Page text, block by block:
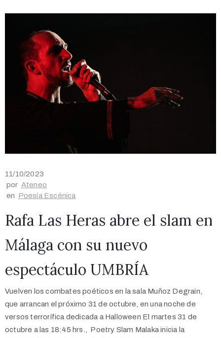
11/10/2023
por Ateneo
en Poesía Escénica
Rafa Las Heras abre el slam en
Málaga con su nuevo
espectáculo UMBRÍA
Vuelven los combates poéticos en la sala Muñoz Degrain,
que arrancan el próximo 31 de octubre, en una noche de
versos terrorífica dedicada a Halloween El martes 31 de
octubre a las 18:45 hrs., Poetry Slam Malaka inicia la